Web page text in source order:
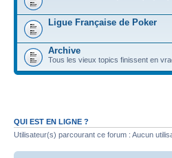
Ligue Française de Poker
Archive
Tous les vieux topics finissent en
QUI EST EN LIGNE ?
Utilisateur(s) parcourant ce forum : Aucun